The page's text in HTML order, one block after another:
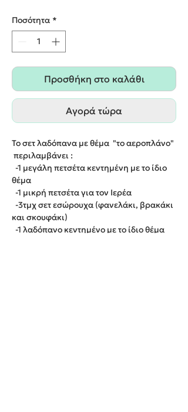
Ποσότητα *
Προσθήκη στο καλάθι
Αγορά τώρα
Το σετ λαδόπανα με θέμα "το αεροπλάνο"
περιλαμβάνει :
-1 μεγάλη πετσέτα κεντημένη με το ίδιο
θέμα
-1 μικρή πετσέτα για τον Ιερέα
-3τμχ σετ εσώρουχα (φανελάκι, βρακάκι
και σκουφάκι)
-1 λαδόπανο κεντημένο με το ίδιο θέμα